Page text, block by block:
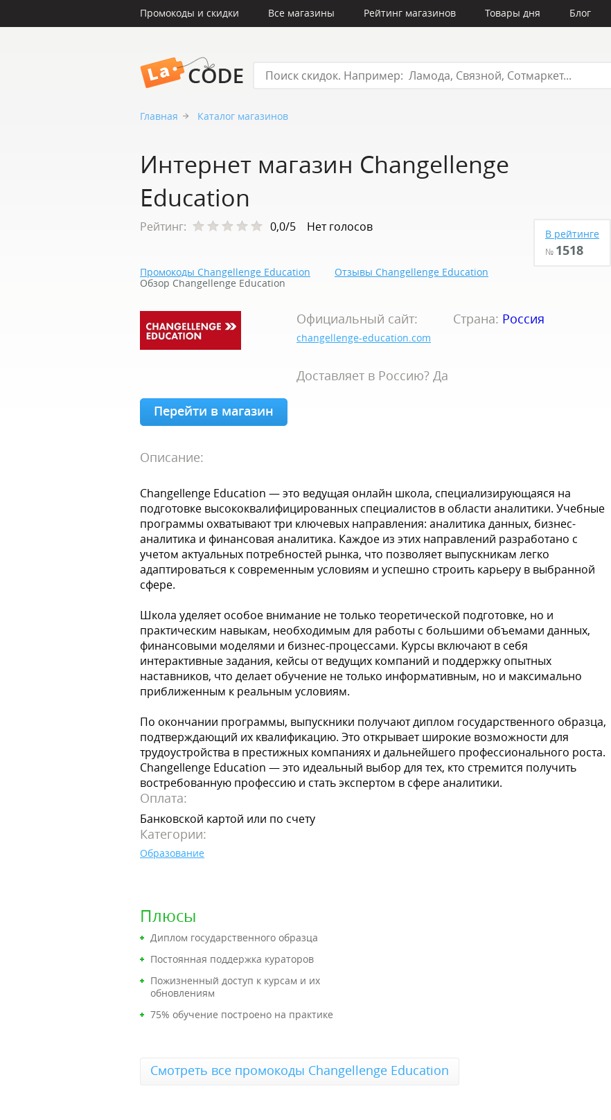
Промокоды и скидки Все магазины Рейтинг магазинов Товары дня Блог
Главная Каталог магазинов
Интернет магазин Changellenge
Education
Рейтинг: 0,0/5 Нет голосов В рейтинге
№ 1518
Промокоды Changellenge Education
Отзывы Changellenge Education
Обзор Changellenge Education
Официальный сайт:
changellenge-education.com
Доставляет в Россию? Да
Страна: Россия
Перейти в магазин
Описание:
Changellenge Education — это ведущая онлайн школа, специализирующаяся на
подготовке высококвалифицированных специалистов в области аналитики. Учебные
программы охватывают три ключевых направления: аналитика данных, бизнес-
аналитика и финансовая аналитика. Каждое из этих направлений разработано с
учетом актуальных потребностей рынка, что позволяет выпускникам легко
адаптироваться к современным условиям и успешно строить карьеру в выбранной
сфере.
Школа уделяет особое внимание не только теоретической подготовке, но и
практическим навыкам, необходимым для работы с большими объемами данных,
финансовыми моделями и бизнес-процессами. Курсы включают в себя
интерактивные задания, кейсы от ведущих компаний и поддержку опытных
наставников, что делает обучение не только информативным, но и максимально
приближенным к реальным условиям.
По окончании программы, выпускники получают диплом государственного образца,
подтверждающий их квалификацию. Это открывает широкие возможности для
трудоустройства в престижных компаниях и дальнейшего профессионального роста.
Changellenge Education — это идеальный выбор для тех, кто стремится получить
востребованную профессию и стать экспертом в сфере аналитики.
Оплата:
Банковской картой или по счету
Категории:
Образование
Плюсы
Диплом государственного образца
Постоянная поддержка кураторов
Пожизненный доступ к курсам и их
обновлениям
75% обучение построено на практике
Смотреть все промокоды Changellenge Education